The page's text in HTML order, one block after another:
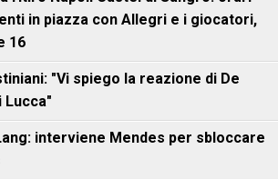
in piazza con Allegri e i giocatori,
16
"Vi spiego la reazione di De
Lucca"
interviene Mendes per sbloccare